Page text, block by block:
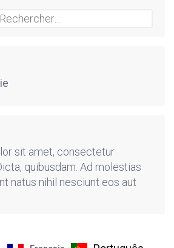
sit amet, consectetur
quibusdam. Ad molestias
natus nihil nesciunt eos aut